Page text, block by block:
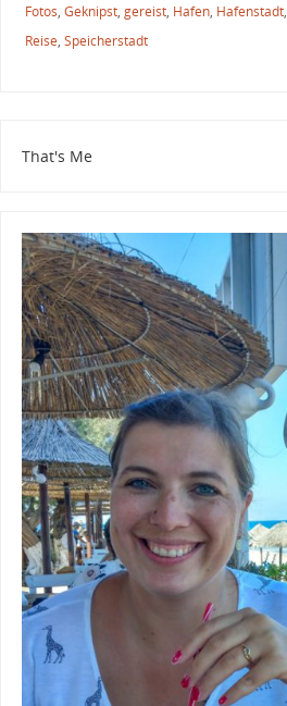
Fotos, Geknipst, gereist, Hafen, Hafenstadt,
Reise, Speicherstadt
That's Me